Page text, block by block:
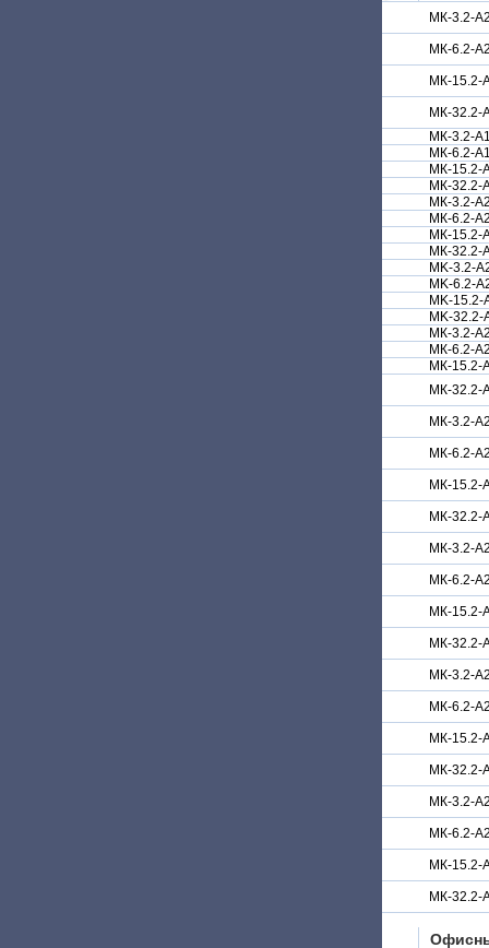
МК-3.2-
МК-6.2-
МК-15.2-
МК-32.2-
МК-3.2-
МК-6.2-
МК-15.2-
МК-32.2-
МК-3.2-
МК-6.2-
МК-15.2-
МК-32.2-
MK-3.2-
MK-6.2-
MK-15.2-
MK-32.2-
МК-3.2-
МК-6.2-
МК-15.2-
МК-32.2-
МК-3.2-
МК-6.2-
МК-15.2-
МК-32.2-
МК-3.2-
МК-6.2-
МК-15.2-
МК-32.2-
МК-3.2-
МК-6.2-
МК-15.2-
МК-32.2-
МК-3.2-
МК-6.2-
МК-15.2-
МК-32.2-